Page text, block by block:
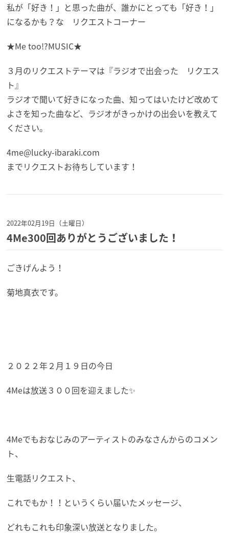
私が「好き！」と思った曲が、誰かにとっても「好き！」
になるかも？な リクエストコーナー
★Me too!?MUSIC★
３月のリクエストテーマは『ラジオで出会った リクエス
ト』
ラジオで聞いて好きになった曲、知ってはいたけど改めて
よさを知った曲など、ラジオがきっかけの出会いを教えて
ください。
4me@lucky-ibaraki.com
までリクエストお待ちしています！
2022年02月19日（土曜日）
4Me300回ありがとうございました！
ごきげんよう！
菊地真衣です。
２０２２年２月１９日の今日
4Meは放送３００回を迎えました✨
4Meでもおなじみのアーティストのみなさんからのコメン
ト、
生電話リクエスト、
これでもか！！というくらい届いたメッセージ、
どれもこれも印象深い放送となりました。